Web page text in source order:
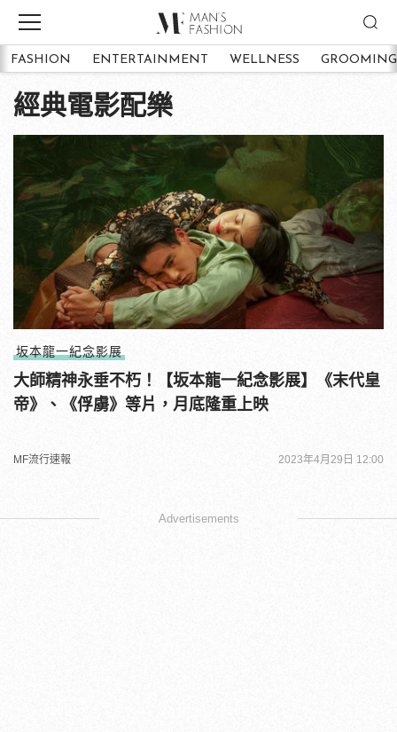
FASHION ENTERTAINMENT WELLNESS GROOMING
經典電影配樂
坂本龍一紀念影展
大師精神永垂不朽！【坂本龍一紀念影展】《末代皇
帝》、《俘虜》等片，月底隆重上映
MF流行速報 2023年4月29日 12:00
Advertisements